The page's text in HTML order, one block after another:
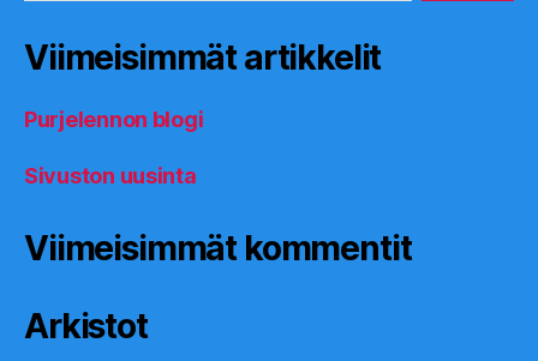
Viimeisimmät artikkelit
Purjelennon blogi
Sivuston uusinta
Viimeisimmät kommentit
Arkistot